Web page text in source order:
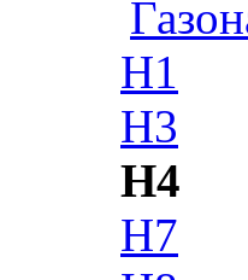
H1
H3
H4
H7